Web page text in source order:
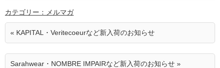
カテゴリー：メルマガ
« KAPITAL・Veritecoeurなど新入荷のお知らせ
Sarahwear・NOMBRE IMPAIRなど新入荷のお知らせ »